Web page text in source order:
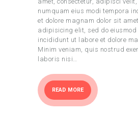
numquam eius modi tempora
et dolore magnam dolor sit
adipisicing elit, sed do eiusmod
incididunt ut labore et dolore
Minim veniam, quis nostrud
laboris nisi…
READ MORE